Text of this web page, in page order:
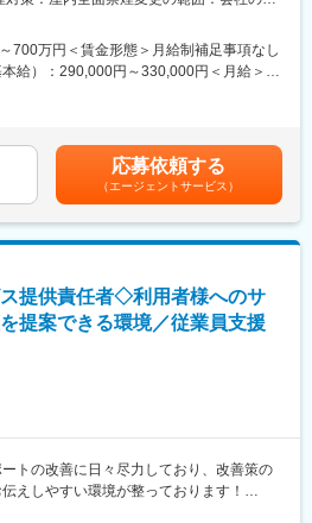
る業務
する仕事です。
る手続きを助けたり、治験中のデータを
CRCの役割が非常に重要で、医療の進歩
のある仕事です。
駐しての業務となります。
で得られるスキル：
わかりやすく説明したり、医師や看護師
力が身に付きます。
力：
調整する力が身につきます。
の内容など、医療に関する知識が自然と
や看護師と話す機会も多いため学ぶこと
整理力：
、書類をまとめたりする仕事もありま
700万円＜賃金形態＞月給制補足事項なし
給）：290,000円～330,000円＜月給＞
給(月額)は固定手当を含めた表記です。
応募依頼する
（エージェントサービス）
ス提供責任者◇利用者様へのサ
提案できる環境／従業員支援
トの改善に日々尽力しており、改善策の
えしやすい環境が整っております！